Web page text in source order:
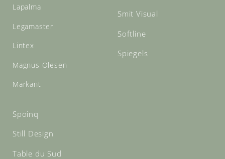
Lapalma
Legamaster
Lintex
Magnus Olesen
Markant
Smit Visual
Softline
Spiegels
Spoinq
Still Design
Table du Sud